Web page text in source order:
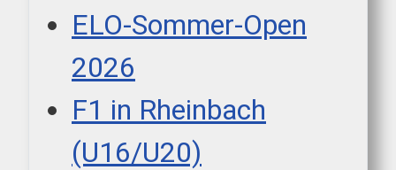
ELO-Sommer-Open
2026
F1 in Rheinbach
(U16/U20)